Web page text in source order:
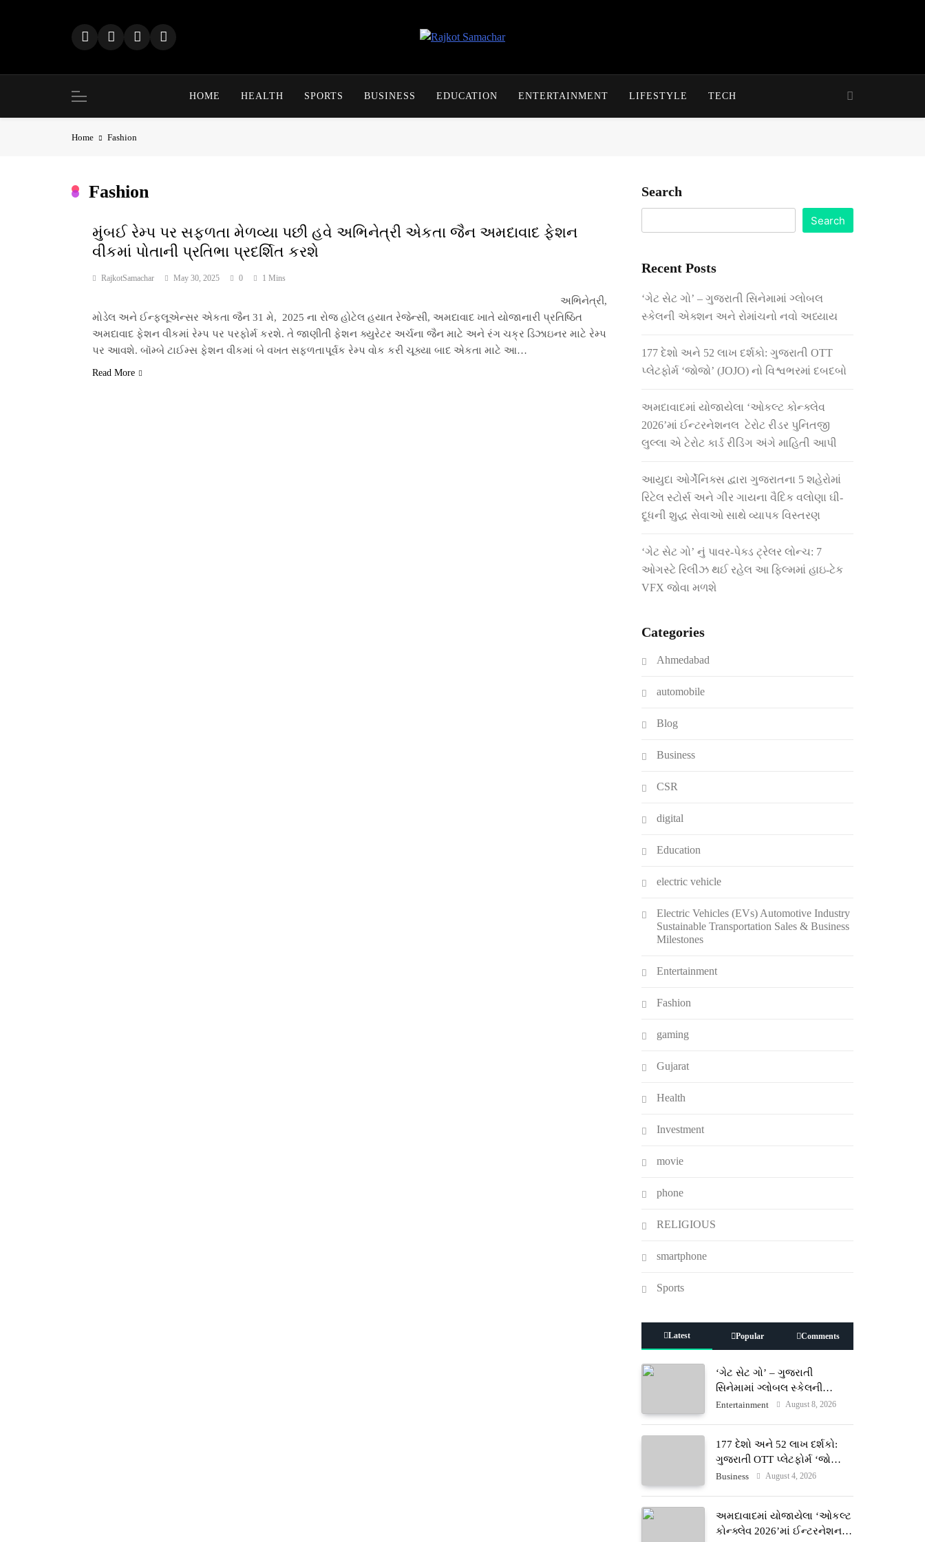
HOME HEALTH SPORTS BUSINESS EDUCATION ENTERTAINMENT LIFESTYLE TECH
Home Fashion
Fashion
મુંબઈ રેમ્પ પર સફળતા મેળવ્યા પછી હવે અભિનેત્રી એકતા જૈન અમદાવાદ ફેશન
વીકમાં પોતાની પ્રતિભા પ્રદર્શિત કરશે
RajkotSamachar May 30, 2025 0 1 Mins
અભિનેત્રી,
મોડેલ અને ઈન્ફ્લૂએન્સર એકતા જૈન 31 મે, 2025 ના રોજ હોટેલ હયાત રેજેન્સી, અમદાવાદ ખાતે યોજાનારી પ્રતિષ્ઠિત
અમદાવાદ ફેશન વીકમાં રેમ્પ પર પરફોર્મ કરશે. તે જાણીતી ફેશન ક્યુરેટર અર્ચના જૈન માટે અને રંગ ચક્ર ડિઝાઇનર માટે રેમ્પ
પર આવશે. બૉમ્બે ટાઈમ્સ ફેશન વીકમાં બે વખત સફળતાપૂર્વક રેમ્પ વોક કરી ચૂક્યા બાદ એકતા માટે આ…
Read More
Search
Search
Recent Posts
‘ગેટ સેટ ગો’ – ગુજરાતી સિનેમામાં ગ્લોબલ
સ્કેલની એક્શન અને રોમાંચનો નવો અધ્યાય
177 દેશો અને 52 લાખ દર્શકો: ગુજરાતી OTT
પ્લેટફોર્મ ‘જોજો’ (JOJO) નો વિશ્વભરમાં દબદબો
અમદાવાદમાં યોજાયેલા ‘ઓકલ્ટ કોન્ક્લેવ
2026’માં ઈન્ટરનેશનલ ટેરોટ રીડર પુનિતજી
લુલ્લા એ ટેરોટ કાર્ડ રીડિંગ અંગે માહિતી આપી
આયુદા ઓર્ગેનિક્સ દ્વારા ગુજરાતના 5 શહેરોમાં
રિટેલ સ્ટોર્સ અને ગીર ગાયના વૈદિક વલોણા ઘી-
દૂધની શુદ્ધ સેવાઓ સાથે વ્યાપક વિસ્તરણ
‘ગેટ સેટ ગો’ નું પાવર-પેક્ડ ટ્રેલર લોન્ચ: 7
ઓગસ્ટે રિલીઝ થઈ રહેલ આ ફિલ્મમાં હાઇ-ટેક
VFX જોવા મળશે
Categories
Ahmedabad
automobile
Blog
Business
CSR
digital
Education
electric vehicle
Electric Vehicles (EVs) Automotive Industry
Sustainable Transportation Sales & Business
Milestones
Entertainment
Fashion
gaming
Gujarat
Health
Investment
movie
phone
RELIGIOUS
smartphone
Sports
Latest Popular Comments
‘ગેટ સેટ ગો’ – ગુજરાતી
સિનેમામાં ગ્લોબલ સ્કેલની
એક્શન અને રોમાંચનો નવો
Entertainment August 8, 2026
177 દેશો અને 52 લાખ દર્શકો:
ગુજરાતી OTT પ્લેટફોર્મ ‘જોજો’
(JOJO) નો વિશ્વભરમાં દબદબો
Business August 4, 2026
અમદાવાદમાં યોજાયેલા ‘ઓકલ્ટ
કોન્ક્લેવ 2026’માં ઈન્ટરનેશનલ